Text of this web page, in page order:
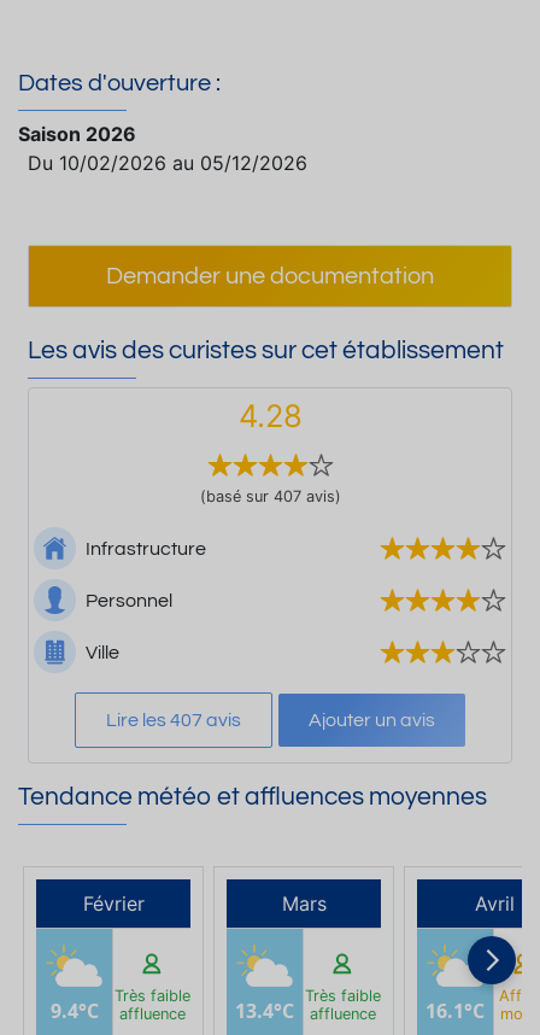
Dates d'ouverture :
Saison 2026
Du 10/02/2026 au 05/12/2026
Demander une documentation
Les avis des curistes sur cet établissement
4.28
(basé sur 407 avis)
Infrastructure
Personnel
Ville
Lire les 407 avis Ajouter un avis
Tendance météo et affluences moyennes
Février
9.4°C
Très faible
affluence
Mars
13.4°C
Très faible
affluence
Avril
16.1°C